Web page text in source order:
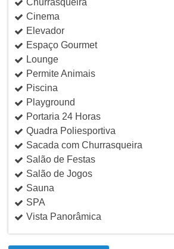
Cinema
Elevador
Espaço Gourmet
Lounge
Permite Animais
Piscina
Playground
Portaria 24 Horas
Quadra Poliesportiva
Sacada com Churrasqueira
Salão de Festas
Salão de Jogos
Sauna
SPA
Vista Panorâmica